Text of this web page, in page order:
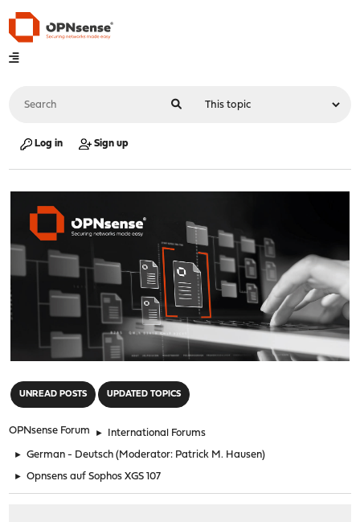
Log in Sign up
UNREAD POSTS UPDATED TOPICS
OPNsense Forum ► International Forums
► German - Deutsch (Moderator: Patrick M. Hausen)
► Opnsens auf Sophos XGS 107